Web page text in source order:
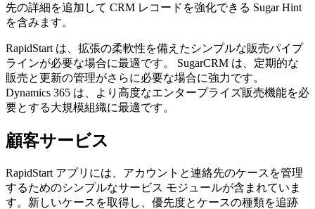
先の詳細を追加して CRM レコードを強化できる Sugar Hint
を含みます。
RapidStart は、拡張の柔軟性を備えたシンプルな販売パイプ
ラインが必要な場合に最適です。 SugarCRM は、定期的な
販売と更新の管理がさらに必要な場合に強力です。
Dynamics 365 は、より高度なエンタープライズ販売機能を必
要とする大規模組織に最適です。
顧客サービス
RapidStart アプリには、アカウントと連絡先のケースを管理
するためのシンプルなサービス モジュールが含まれていま
す。新しいケースを取得し、優先度とケースの種類を追跡